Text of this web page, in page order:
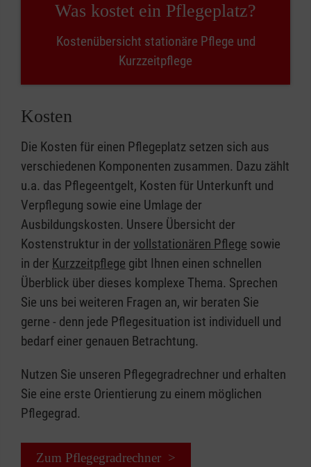
Was kostet ein Pflegeplatz?
Kostenübersicht stationäre Pflege und
Kurzzeitpflege
Kosten
Die Kosten für einen Pflegeplatz setzen sich aus
verschiedenen Komponenten zusammen. Dazu zählt
u.a. das Pflegeentgelt, Kosten für Unterkunft und
Verpflegung sowie eine Umlage der
Ausbildungskosten. Unsere Übersicht der
Kostenstruktur in der vollstationären Pflege sowie
in der Kurzzeitpflege gibt Ihnen einen schnellen
Überblick über dieses komplexe Thema. Sprechen
Sie uns bei weiteren Fragen an, wir beraten Sie
gerne - denn jede Pflegesituation ist individuell und
bedarf einer genauen Betrachtung.
Nutzen Sie unseren Pflegegradrechner und erhalten
Sie eine erste Orientierung zu einem möglichen
Pflegegrad.
Zum Pflegegradrechner >